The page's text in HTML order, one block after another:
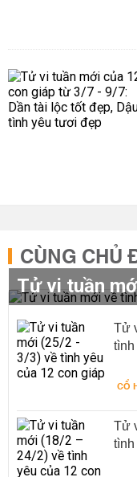
CÙNG CHỦ
Tử
tình
CỔ
Tử
tình